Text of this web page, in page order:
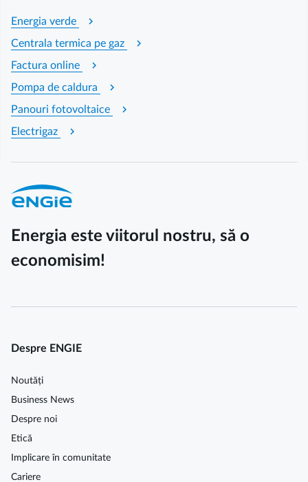
Energia verde chevron_right
Centrala termica pe gaz chevron_right
Factura online chevron_right
Pompa de caldura chevron_right
Panouri fotovoltaice chevron_right
Electrigaz chevron_right
Energia este viitorul nostru, să o
economisim!
Despre ENGIE
Noutăți
Business News
Despre noi
Etică
Implicare în comunitate
Cariere